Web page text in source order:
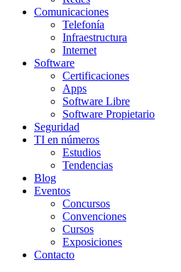
Comunicaciones
Telefonía
Infraestructura
Internet
Software
Certificaciones
Apps
Software Libre
Software Propietario
Seguridad
TI en números
Estudios
Tendencias
Blog
Eventos
Concursos
Convenciones
Cursos
Exposiciones
Contacto